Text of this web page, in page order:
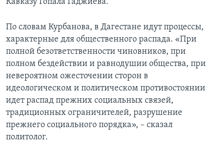
По словам Курбанова, в Дагестане идут процессы,
характерные для общественного распада. «При
полной безответственности чиновников, при
полном бездействии и равнодушии общества, при
невероятном ожесточении сторон в
идеологическом и политическом противостоянии
идет распад прежних социальных связей,
традиционных ограничителей, разрушение
прежнего социального порядка», – сказал
политолог.